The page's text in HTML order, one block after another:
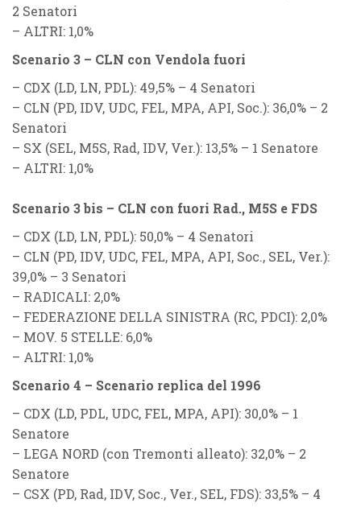
2 Senatori
– ALTRI: 1,0%
Scenario 3 – CLN con Vendola fuori
– CDX (LD, LN, PDL): 49,5% – 4 Senatori
– CLN (PD, IDV, UDC, FEL, MPA, API, Soc.): 36,0% – 2
Senatori
– SX (SEL, M5S, Rad, IDV, Ver.): 13,5% – 1 Senatore
– ALTRI: 1,0%
Scenario 3 bis – CLN con fuori Rad., M5S e FDS
– CDX (LD, LN, PDL): 50,0% – 4 Senatori
– CLN (PD, IDV, UDC, FEL, MPA, API, Soc., SEL, Ver.):
39,0% – 3 Senatori
– RADICALI: 2,0%
– FEDERAZIONE DELLA SINISTRA (RC, PDCI): 2,0%
– MOV. 5 STELLE: 6,0%
– ALTRI: 1,0%
Scenario 4 – Scenario replica del 1996
– CDX (LD, PDL, UDC, FEL, MPA, API): 30,0% – 1
Senatore
– LEGA NORD (con Tremonti alleato): 32,0% – 2
Senatore
– CSX (PD, Rad, IDV, Soc., Ver., SEL, FDS): 33,5% – 4